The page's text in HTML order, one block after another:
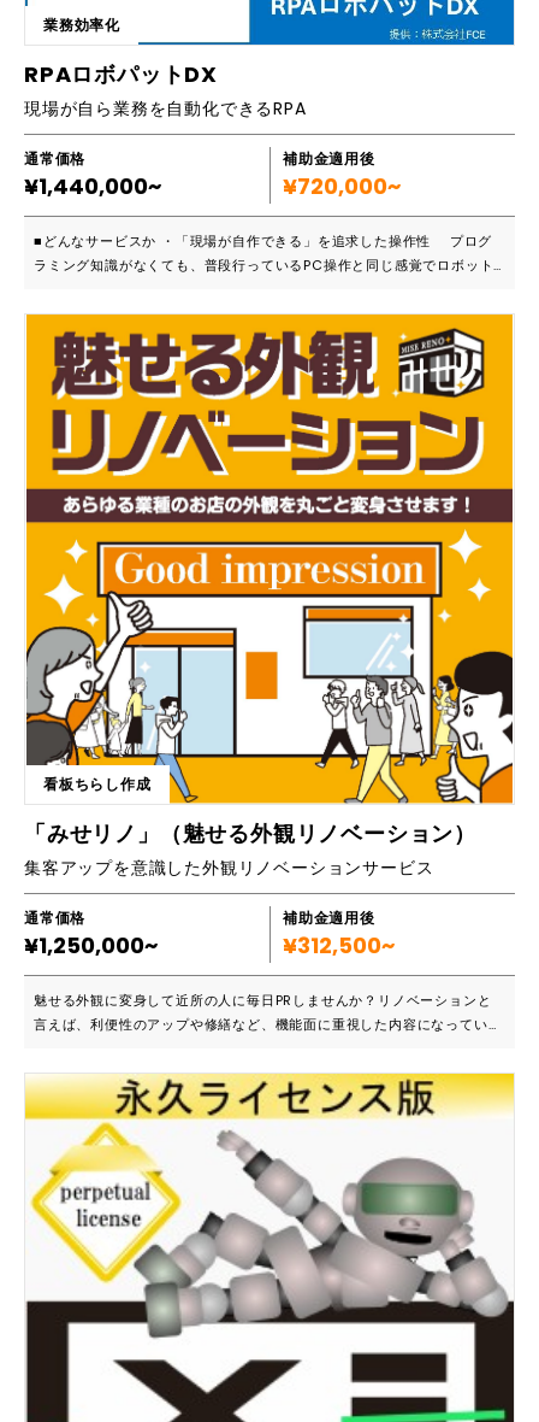
業務効率化
RPAロボパットDX
現場が自ら業務を自動化できるRPA
通常価格
¥1,440,000~
補助金適用後
¥720,000~
■どんなサービスか ・「現場が自作できる」を追求した操作性 プログ
ラミング知識がなくても、普段行っているPC操作と同じ感覚でロボット
る現場担当者が直接自動化を進められるのが最大の特徴です。 ・あらゆ
るPC業務に対応可能 高度な画像認識機能を搭載しており、ブラウザ、
Excel、自社基幹システムなど、Windows上で動作するすべてのアプリ
ケーションやソフトを横断して自動化できます。 ・柔軟なライセンス体
系 1ヶ月単位での契約が可能で、PC台数に縛られないフローティングラ
イセンスも提供しています。これにより、必要な時に必要な分だけスモー
ルスタートできる運用しやすさを実現しています。 ■強みはなにか ・人
間らしい判断を再現する高度な機能 単なるクリックの繰り返しではな
く、画像認識による待機やエラー回避など、人間が無意識に行っている判
断を再現できる機能を備えています。これにより、止まりにくい安定した
ロボット作成が可能です。 ・徹底した無料サポート体制 教育・研修の
知見を持つグループ企業のノウハウを活かし、個別のWeb会議や勉強会
などのサポートをすべて無料で提供しています。単なるツールの提供に留
まらず、自走できる人材の育成まで支援します。 ・AI連携による紙デー
タのデジタル化 AI-OCR機能を搭載しており、手書き伝票や請求書など
の「紙データ」の読み取りからシステム入力までを一気通貫で自動化でき
る拡張性の高さも強みです。 ■導入実績や事例 ・1,800社を超える幅広い
導入実績 業種・規模を問わず、すでに1,800社以上の企業に導入されて
います。導入継続率は98％という極めて高い水準を維持しており、多く
の現場で定着している証となっています。 ・国内主要レビューサイトで
顧客満足度1位 「ITreview」や「BOXIL」といった大手比較サイトのRPA
部門において、顧客満足度第1位を連続で受賞しています。実際の利用者
から使いやすさとサポート品質が適正に評価されています。 ・7,300ツ
ールの中から「最強ITツール」に選出 2023年には、数あるITツールの
中から「最強ITツール」として1位に選出されるなど、専門機関からもそ
の実効性とコストパフォーマンスが高く評価されています。
看板ちらし作成
「みせリノ」（魅せる外観リノベーション）
集客アップを意識した外観リノベーションサービス
通常価格
¥1,250,000~
補助金適用後
¥312,500~
魅せる外観に変身して近所の人に毎日PRしませんか？リノベーションと
言えば、利便性のアップや修繕など、機能面に重視した内容になっている
を意識したリノベーションを行っています。活気があって入りやすかった
り特徴的で印象を与えやすかったりといった観点から、店舗外観にテコ入
れをしていきます。 ■こんな方におススメです ・外観をリニューアルで
させて集客効果を狙いたい ・どこにどのような看板をつけたらいいか分
からない ・入りやすくて分かりやすい店舗にしたい 年間施工実績は300
件以上を誇り、高確率で集客アップに貢献しています。サービス内容の改
善などもお客様を集めるためには効果的ですが、インパクトあるアプロー
チとして外観リノベーションをすることで、効果に期待できます。 ■お客
様の声・実績紹介 【施工実績600件以上、集客成功率93.1％を達成】
【お客様の声】 「実施した翌日から店内全てのパンが完売しました」パ
ン屋オーナー 「近隣の人にサービスが伝わるようになり売上が５倍にな
りました」薬局店オーナー 「スタッフの自信が高まりコロナ渦でも過去
最高業績達成です」整骨院オーナー 「存在感が出て地域の認知度が高ま
り総来院数半年後162％に」歯科医院理事長 ＜実績のある業種＞ 歯科医
院（※保険適用外事業での導入のみ、補助金対象になります）、不動産店